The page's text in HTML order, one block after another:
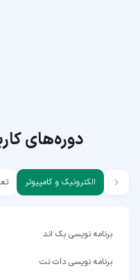
دوره‌های
الکترونیک و کامپیوتر
برنامه نویسی بک اند
برنامه نویسی دات نت